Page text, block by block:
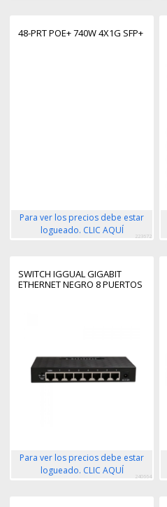
48-PRT POE+ 740W 4X1G SFP+
Para ver los precios debe estar
logueado. CLIC AQUÍ
223672
SWITCH IGGUAL GIGABIT
ETHERNET NEGRO 8 PUERTOS
Para ver los precios debe estar
logueado. CLIC AQUÍ
240664